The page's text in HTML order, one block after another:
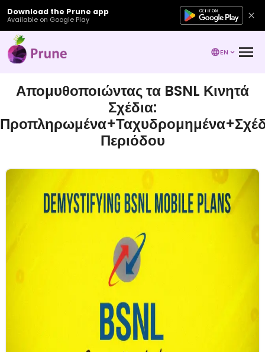
Download the Prune app
Available on Google Play
EN
Απομυθοποιώντας τα BSNL Κινητά
Σχέδια:
Περιόδου